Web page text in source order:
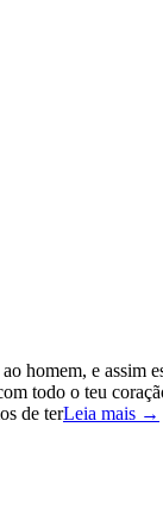
homem, e
todo o teu
de terLeia mais →